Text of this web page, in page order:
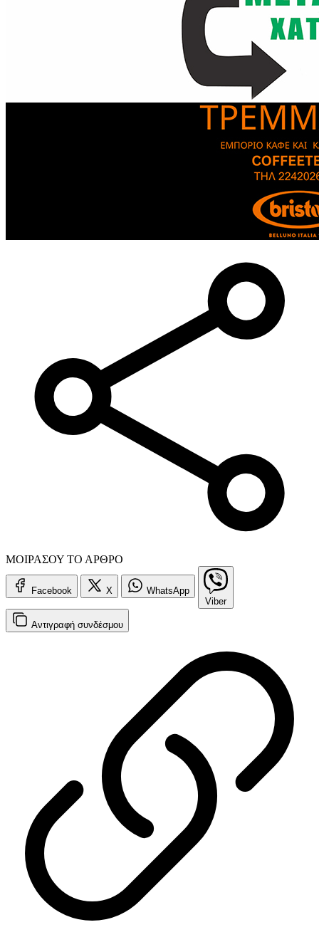
ΜΟΙΡΑΣΟΥ ΤΟ ΑΡΘΡΟ
Facebook X
WhatsApp
Viber
Αντιγραφή συνδέσμου